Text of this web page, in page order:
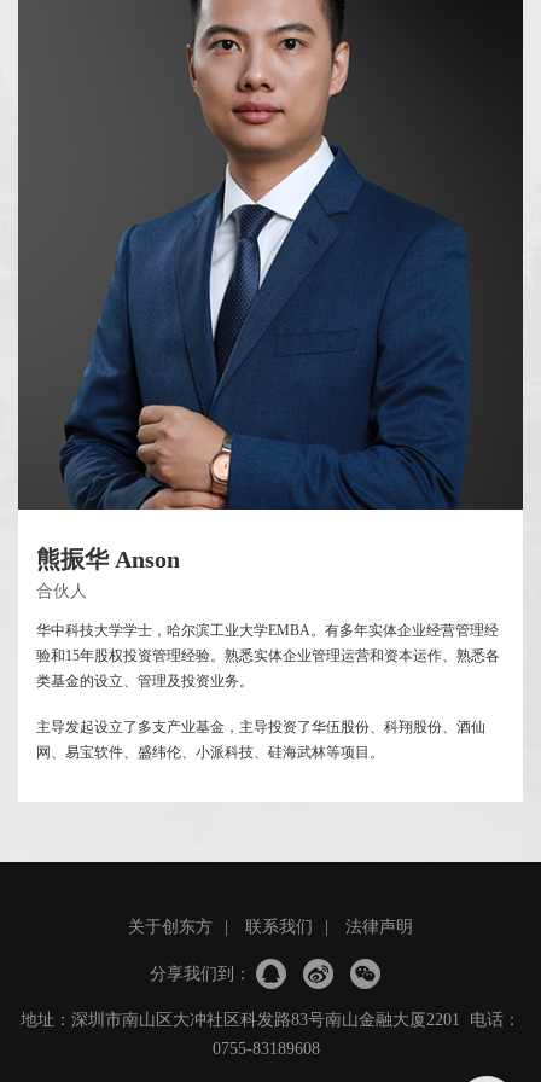
熊振华 Anson
合伙人
华中科技大学学士，哈尔滨工业大学EMBA。有多年实体企业经营管理经
验和15年股权投资管理经验。熟悉实体企业管理运营和资本运作、熟悉各
类基金的设立、管理及投资业务。
主导发起设立了多支产业基金，主导投资了华伍股份、科翔股份、酒仙
网、易宝软件、盛纬伦、小派科技、硅海武林等项目。
关于创东方 联系我们 法律声明
分享我们到：
地址：深圳市南山区大冲社区科发路83号南山金融大厦2201 电话：
0755-83189608